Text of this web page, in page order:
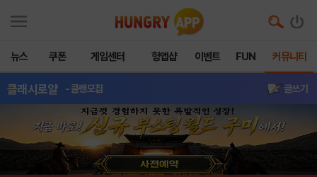
뉴스 쿠폰 게임센터 헝앱샵 이벤트 FUN 커뮤니티
클래시로얄 - 클랜모집 글쓰기